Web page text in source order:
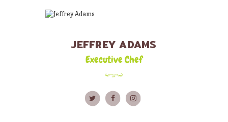
JEFFREY ADAMS
Executive Chef